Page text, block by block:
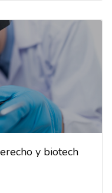
y biotech